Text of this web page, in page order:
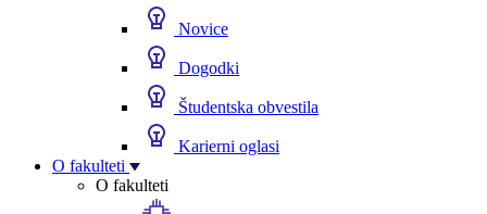
Novice
Dogodki
Študentska obvestila
Karierni oglasi
O fakulteti
O fakulteti